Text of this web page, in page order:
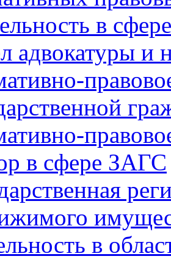
в
адвокатуры и
в сфере ЗАГС
в